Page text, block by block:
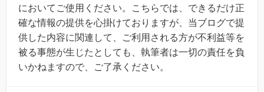
においてご使用ください。こちらでは、できるだけ正
確な情報の提供を心掛けておりますが、当ブログで提
供した内容に関連して、ご利用される方が不利益等を
被る事態が生じたとしても、執筆者は一切の責任を負
いかねますので、ご了承ください。